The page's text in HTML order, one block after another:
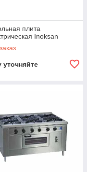
плита
Inoksan
уточняйте